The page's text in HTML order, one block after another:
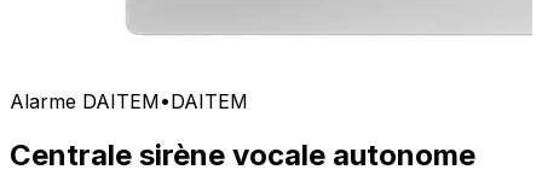
Alarme DAITEM•DAITEM
Centrale sirène vocale autonome